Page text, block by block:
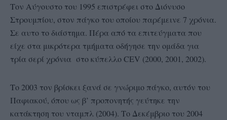
Τον Αύγουστο του 1995 επιστρέφει στο Διόνυσο
Στρουμπίου, στον πάγκο του οποίου παρέμεινε 7 χρόνια.
Σε αυτο το διάστημα. Πέρα από τα επιτεύγματα που
είχε στα μικρότερα τμήματα οδήγησε την ομάδα για
τρία σερί χρόνια στο κύπελλο CEV (2000, 2001, 2002).
Το 2003 τον βρίσκει ξανά σε γνώριμο πάγκο, αυτόν του
Παφιακού, όπου ως β’ προπονητής γεύτηκε την
κατάκτηση του νταμπλ (2004). Το Δεκέμβριο του 2004